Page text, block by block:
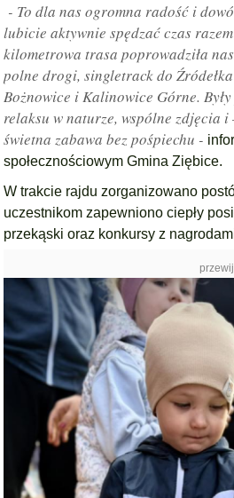
- To dla nas ogromna radość i
lubicie aktywnie spędzać czas
kilometrowa trasa poprowadziła
polne drogi, singletrack do
Bożnowice i Kalinowice Górne.
relaksu w naturze, wspólne zdjęcia
świetna zabawa bez pośpiechu -
społecznościowym Gmina Ziębice.
W trakcie rajdu zorganizowano
uczestnikom zapewniono ciepły
przekąski oraz konkursy z